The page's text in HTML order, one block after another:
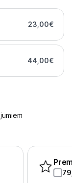
23,00€
44,00€